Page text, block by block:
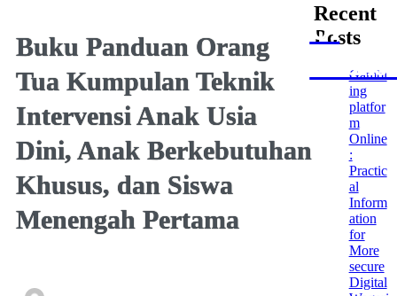
Buku Panduan Orang
Tua Kumpulan Teknik
Intervensi Anak Usia
Dini, Anak Berkebutuhan
Khusus, dan Siswa
Menengah Pertama
Recent
Posts
Gambl
ing
platfor
m
Online
:
Practic
al
Inform
ation
for
More
secure
Digital
UI